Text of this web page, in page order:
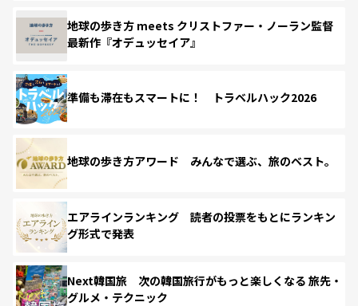
地球の歩き方 meets クリストファー・ノーラン監督
最新作『オデュッセイア』
準備も滞在もスマートに！ トラベルハック2026
地球の歩き方アワード みんなで選ぶ、旅のベスト。
エアラインランキング 読者の投票をもとにランキン
グ形式で発表
Next韓国旅 次の韓国旅行がもっと楽しくなる 旅先・
グルメ・テクニック